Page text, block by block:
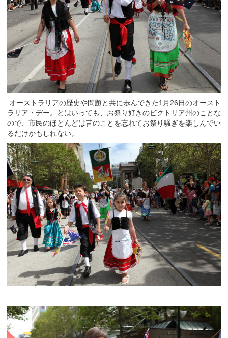
オーストラリアの歴史や問題と共に歩んできた1月26日のオースト
ラリア・デー。とはいっても、お祭り好きのビクトリア州のことな
ので、市民のほとんどは昔のことを忘れてお祭り騒ぎを楽しんでい
るだけかもしれない。